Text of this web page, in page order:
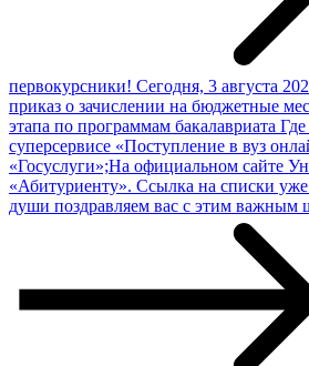
первокурсники! Сегодня, 3 августа
приказ о зачислении на бюджетные
этапа по программам бакалавриата
суперсервисе «Поступление в вуз
«Госуслуги»;На официальном сайте
«Абитуриенту». Ссылка на списки
души поздравляем вас с этим